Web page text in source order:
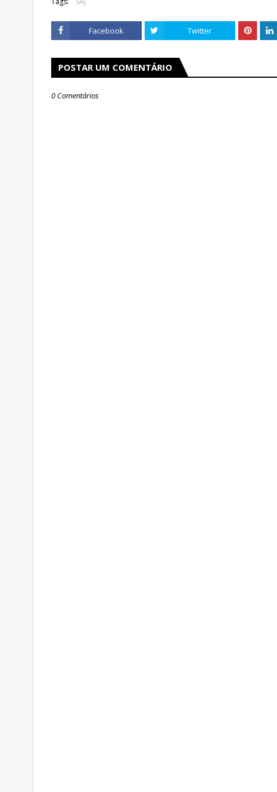
Facebook Twitter
POSTAR UM COMENTÁRIO
0 Comentários